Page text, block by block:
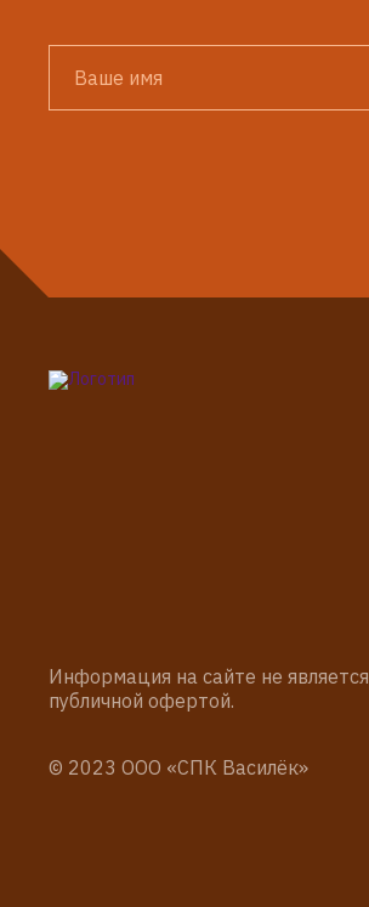
Информация на сайте не является
публичной офертой.
© 2023 ООО «СПК Василёк»